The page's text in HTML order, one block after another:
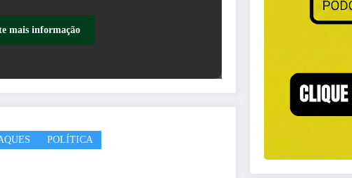
mais informação
POLÍTICA